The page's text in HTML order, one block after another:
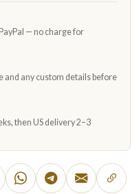
— no charge for
and any custom details before
then US delivery 2–3